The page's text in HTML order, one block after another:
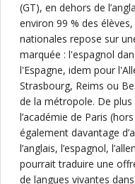
(GT), en dehors de
environ 99 % des
nationales repose sur
marquée : l'espagnol
l'Espagne, idem pour
Strasbourg, Reims ou
de la métropole. De plus
l’académie de Paris
également davantage
l’anglais, l’espagnol,
pourrait traduire une
de langues vivantes